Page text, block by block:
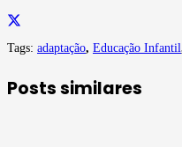
Tags: adaptação, Educação Infantil
Posts similares